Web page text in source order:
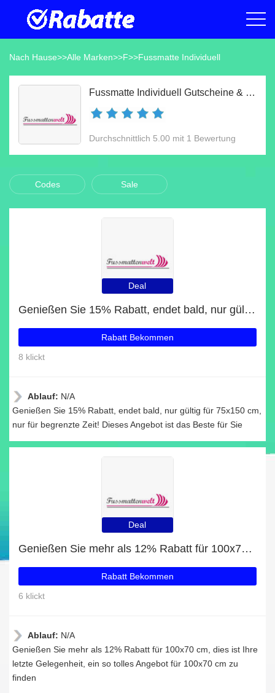
Nach Hause>>Alle Marken>>F>>Fussmatte Individuell
Fussmatte Individuell Gutscheine & Gutscheincodes Aug 2026
Durchschnittlich 5.00 mit 1 Bewertung
Codes Sale
Deal
Genießen Sie 15% Rabatt, endet bald, nur gültig für 75x150 cm
Rabatt Bekommen
8 klickt
Ablauf: N/A
Genießen Sie 15% Rabatt, endet bald, nur gültig für 75x150 cm,
nur für begrenzte Zeit! Dieses Angebot ist das Beste für Sie
Deal
Genießen Sie mehr als 12% Rabatt für 100x70 cm
Rabatt Bekommen
6 klickt
Ablauf: N/A
Genießen Sie mehr als 12% Rabatt für 100x70 cm, dies ist Ihre
letzte Gelegenheit, ein so tolles Angebot für 100x70 cm zu
finden